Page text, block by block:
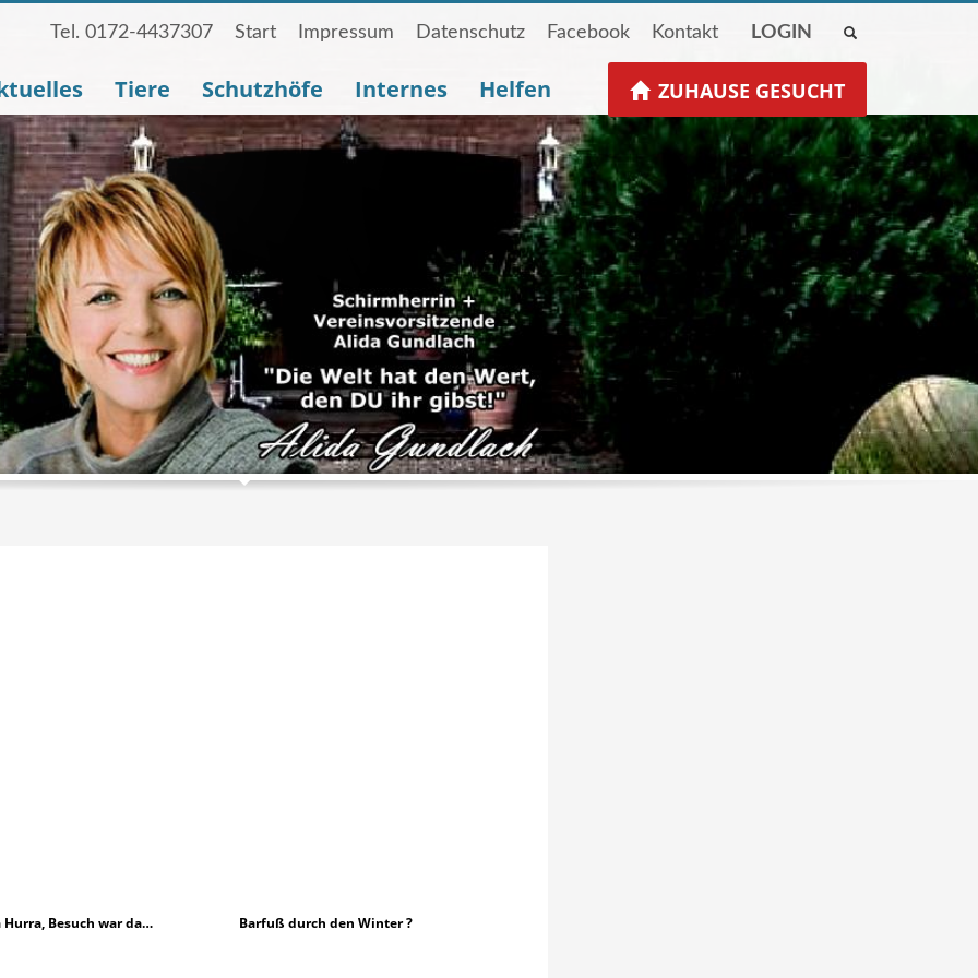
Tel. 0172-4437307 Start Impressum Datenschutz Facebook Kontakt LOGIN
Tiere Schutzhöfe Internes Helfen ZUHAUSE GESUCHT
Hurra, Besuch war da… Barfuß durch den Winter ?